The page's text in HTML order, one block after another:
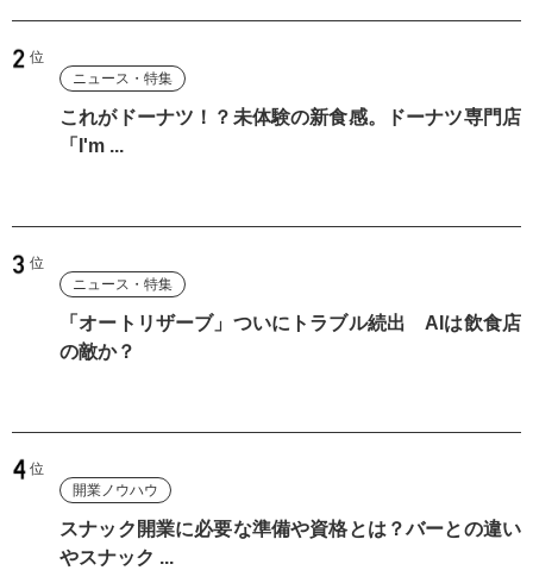
ニュース・特集
これがドーナツ！？未体験の新食感。ドーナツ専門店
「I'm ...
ニュース・特集
「オートリザーブ」ついにトラブル続出 AIは飲食店
の敵か？
開業ノウハウ
スナック開業に必要な準備や資格とは？バーとの違い
やスナック ...